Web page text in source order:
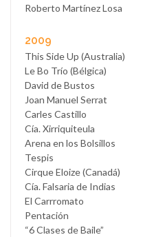
Roberto Martínez Losa
2009
This Side Up (Australia)
Le Bo Trío (Bélgica)
David de Bustos
Joan Manuel Serrat
Carles Castillo
Cía. Xirriquiteula
Arena en los Bolsillos
Tespis
Cirque Eloize (Canadá)
Cía. Falsaria de Indias
El Carrromato
Pentación
“6 Clases de Baile”